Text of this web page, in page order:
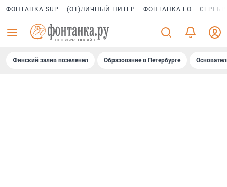
ФОНТАНКА SUP (ОТ)ЛИЧНЫЙ ПИТЕР ФОНТАНКА ГО
Финский залив позеленел Образование в Петербурге